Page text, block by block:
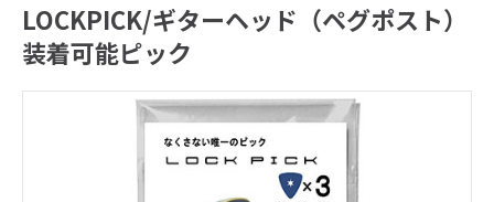
LOCKPICK/ギターヘッド（ペグポスト）
装着可能ピック